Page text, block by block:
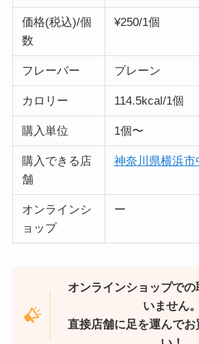
価格(税込)/個
数
¥250/1個
フレーバー プレーン
カロリー 114.5kcal/1個
購入単位 1個〜
購入できる店
舗
神奈川県横浜市
オンラインシ
ョップ
ー
オンラインショップで
いません。
直接店舗に足を運んでお